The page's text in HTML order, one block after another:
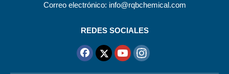
Correo electrónico: info@rqbchemical.com
REDES SOCIALES